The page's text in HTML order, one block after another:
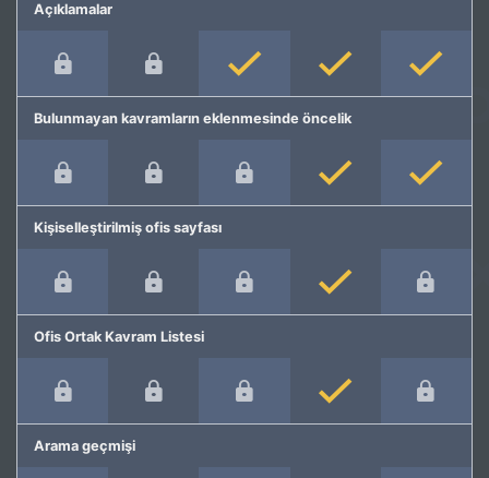
Açıklamalar
Bulunmayan kavramların eklenmesinde öncelik
Kişiselleştirilmiş ofis sayfası
Ofis Ortak Kavram Listesi
Arama geçmişi